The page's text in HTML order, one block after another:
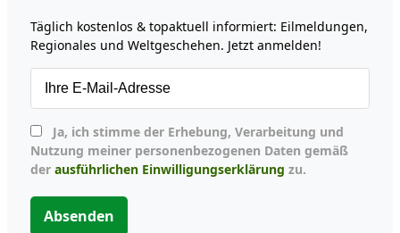
Täglich kostenlos & topaktuell informiert: Eilmeldungen,
Regionales und Weltgeschehen. Jetzt anmelden!
Nutzung meiner personenbezogenen Daten gemäß
der ausführlichen Einwilligungserklärung zu.
Absenden